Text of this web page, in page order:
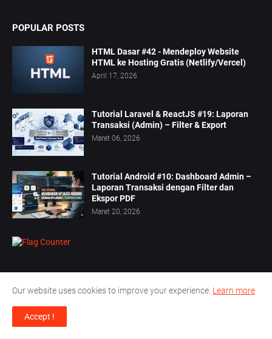
POPULAR POSTS
HTML Dasar #42 - Mendeploy Website
HTML ke Hosting Gratis (Netlify/Vercel)
April 17, 2026
Tutorial Laravel & ReactJS #19: Laporan
Transaksi (Admin) – Filter & Export
Maret 06, 2026
Tutorial Android #10: Dashboard Admin –
Laporan Transaksi dengan Filter dan
Ekspor PDF
Maret 20, 2026
Our website uses cookies to improve your experience. Learn more
Accept !